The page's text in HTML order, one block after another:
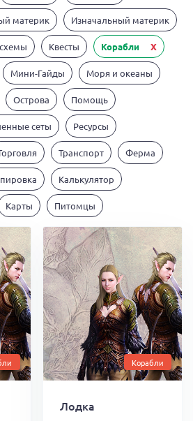
материк Изначальный материк
Квесты Корабли X
Мини-Гайды Моря и океаны
Острова Помощь
сеты Ресурсы
Транспорт Ферма
Калькулятор
Карты Питомцы
Корабли
Лодка